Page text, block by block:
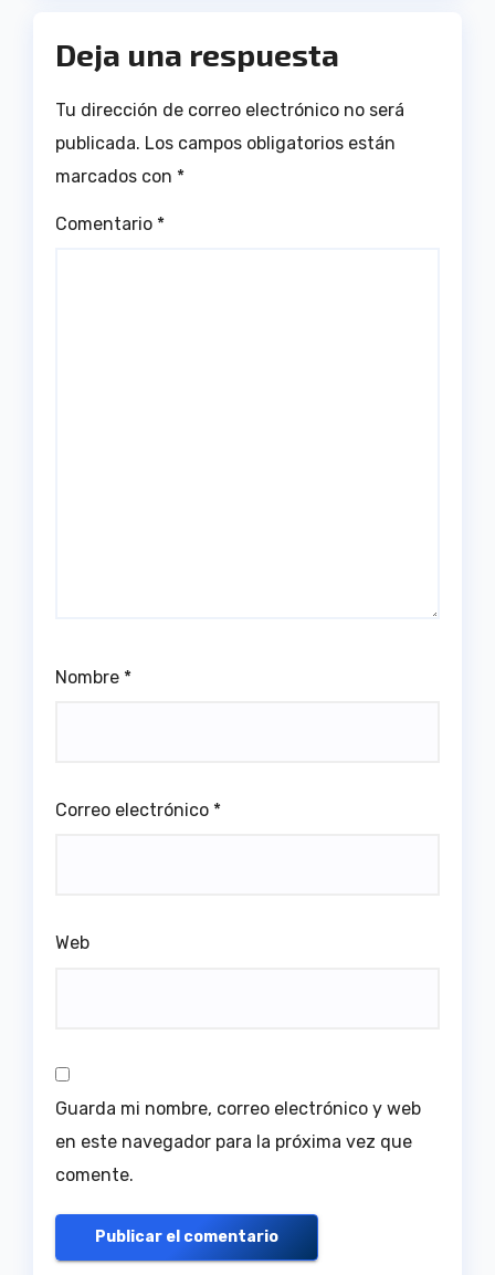
Deja una respuesta
Tu dirección de correo electrónico no será
publicada. Los campos obligatorios están
marcados con *
Comentario *
Nombre *
Correo electrónico *
Web
Guarda mi nombre, correo electrónico y web
en este navegador para la próxima vez que
comente.